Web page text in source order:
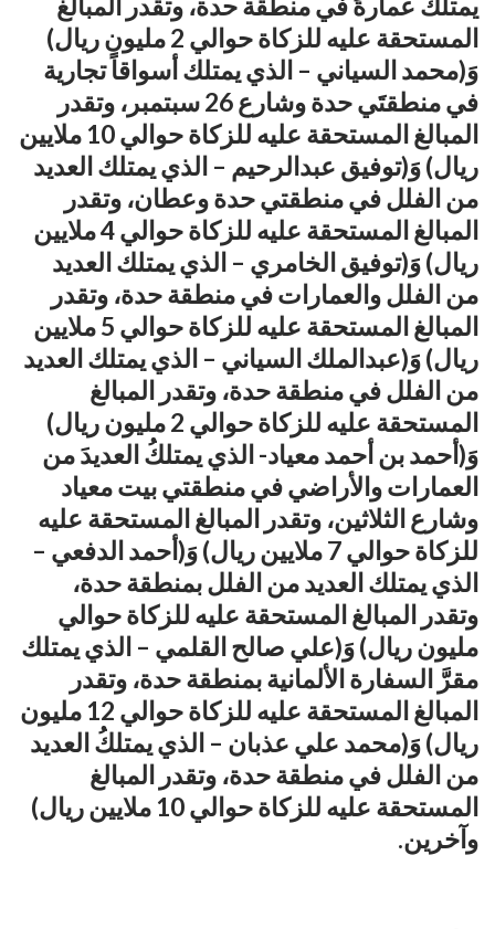
المستحقة عليه للزكاة حوالي 2 مليون ريال)
وَ(محمد السياني – الذي يمتلك أسواقاً تجارية
في منطقتَي حدة وشارع 26 سبتمبر، وتقدر
المبالغ المستحقة عليه للزكاة حوالي 10 ملايين
ريال) وَ(توفيق عبدالرحيم – الذي يمتلك العديد
من الفلل في منطقتي حدة وعطان، وتقدر
المبالغ المستحقة عليه للزكاة حوالي 4 ملايين
ريال) وَ(توفيق الخامري – الذي يمتلك العديد
من الفلل والعمارات في منطقة حدة، وتقدر
المبالغ المستحقة عليه للزكاة حوالي 5 ملايين
ريال) وَ(عبدالملك السياني – الذي يمتلك العديد
من الفلل في منطقة حدة، وتقدر المبالغ
المستحقة عليه للزكاة حوالي 2 مليون ريال)
وَ(أحمد بن أحمد معياد- الذي يمتلكُ العديدَ من
العمارات والأراضي في منطقتي بيت معياد
وشارع الثلاثين، وتقدر المبالغ المستحقة عليه
للزكاة حوالي 7 ملايين ريال) وَ(أحمد الدفعي –
الذي يمتلك العديد من الفلل بمنطقة حدة،
وتقدر المبالغ المستحقة عليه للزكاة حوالي
مليون ريال) وَ(علي صالح القلمي – الذي يمتلك
مقرَّ السفارة الألمانية بمنطقة حدة، وتقدر
المبالغ المستحقة عليه للزكاة حوالي 12 مليون
ريال) وَ(محمد علي عذبان – الذي يمتلكُ العديد
من الفلل في منطقة حدة، وتقدر المبالغ
المستحقة عليه للزكاة حوالي 10 ملايين ريال)
وآخرين.